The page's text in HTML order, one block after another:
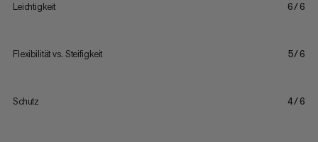
Leichtigkeit 6/6
Flexibilität vs. Steifigkeit 5/6
Schutz 4/6